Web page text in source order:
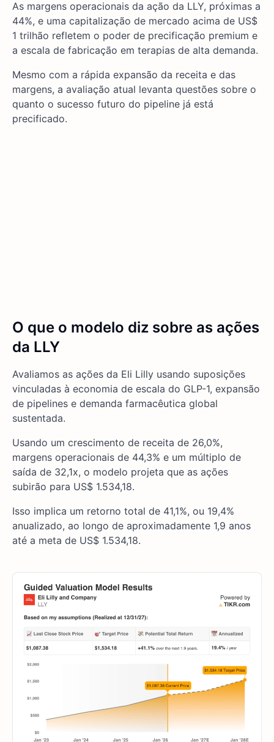
As margens operacionais da ação da LLY, próximas a
44%, e uma capitalização de mercado acima de US$
1 trilhão refletem o poder de precificação premium e
a escala de fabricação em terapias de alta demanda.
Mesmo com a rápida expansão da receita e das
margens, a avaliação atual levanta questões sobre o
quanto o sucesso futuro do pipeline já está
precificado.
O que o modelo diz sobre as ações
da LLY
Avaliamos as ações da Eli Lilly usando suposições
vinculadas à economia de escala do GLP-1, expansão
de pipelines e demanda farmacêutica global
sustentada.
Usando um crescimento de receita de 26,0%,
margens operacionais de 44,3% e um múltiplo de
saída de 32,1x, o modelo projeta que as ações
subirão para US$ 1.534,18.
Isso implica um retorno total de 41,1%, ou 19,4%
anualizado, ao longo de aproximadamente 1,9 anos
até a meta de US$ 1.534,18.